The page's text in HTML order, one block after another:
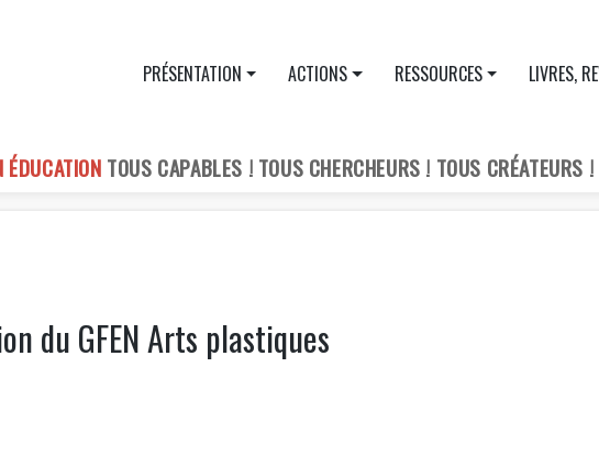
ÉDUCATION TOUS CAPABLES ! TOUS CHERCHEURS ! TOUS CRÉATEURS !
PRÉSENTATION ACTIONS RESSOURCES LIVRES,
du GFEN Arts plastiques